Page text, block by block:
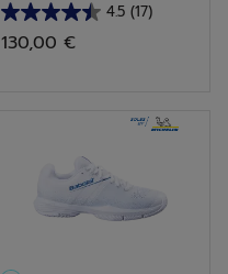
4.5 (17)
4.5
von
Bewertungen
130,00 €